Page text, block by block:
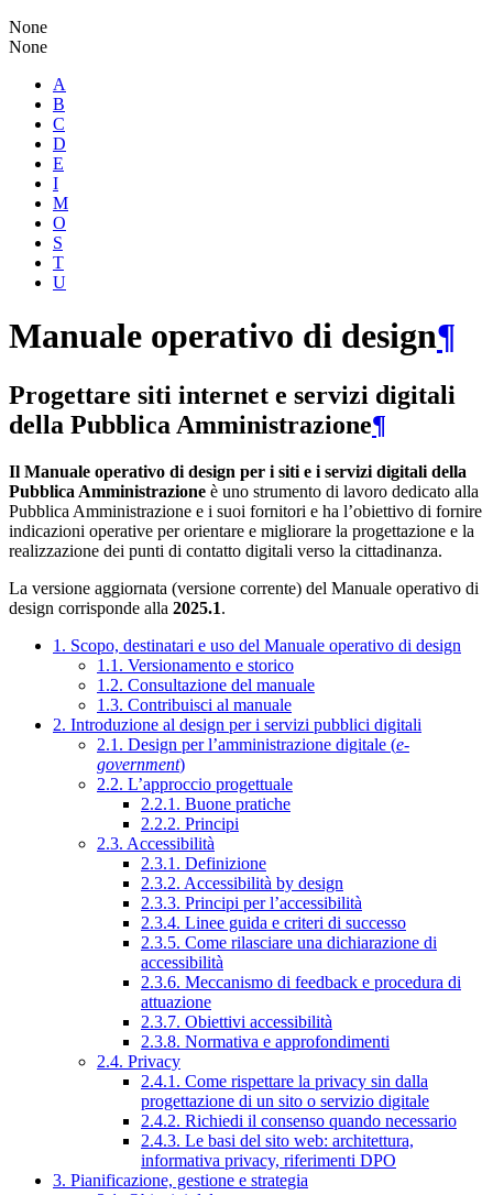
None
None
A
B
C
D
E
I
M
O
S
T
U
Manuale operativo di design¶
Progettare siti internet e servizi digitali
della Pubblica Amministrazione¶
Il Manuale operativo di design per i siti e i servizi digitali della
Pubblica Amministrazione è uno strumento di lavoro dedicato alla
Pubblica Amministrazione e i suoi fornitori e ha l’obiettivo di fornire
indicazioni operative per orientare e migliorare la progettazione e la
realizzazione dei punti di contatto digitali verso la cittadinanza.
La versione aggiornata (versione corrente) del Manuale operativo di
design corrisponde alla 2025.1.
1. Scopo, destinatari e uso del Manuale operativo di design
1.1. Versionamento e storico
1.2. Consultazione del manuale
1.3. Contribuisci al manuale
2. Introduzione al design per i servizi pubblici digitali
2.1. Design per l’amministrazione digitale (e-
government)
2.2. L’approccio progettuale
2.2.1. Buone pratiche
2.2.2. Principi
2.3. Accessibilità
2.3.1. Definizione
2.3.2. Accessibilità by design
2.3.3. Principi per l’accessibilità
2.3.4. Linee guida e criteri di successo
2.3.5. Come rilasciare una dichiarazione di
accessibilità
2.3.6. Meccanismo di feedback e procedura di
attuazione
2.3.7. Obiettivi accessibilità
2.3.8. Normativa e approfondimenti
2.4. Privacy
2.4.1. Come rispettare la privacy sin dalla
progettazione di un sito o servizio digitale
2.4.2. Richiedi il consenso quando necessario
2.4.3. Le basi del sito web: architettura,
informativa privacy, riferimenti DPO
3. Pianificazione, gestione e strategia